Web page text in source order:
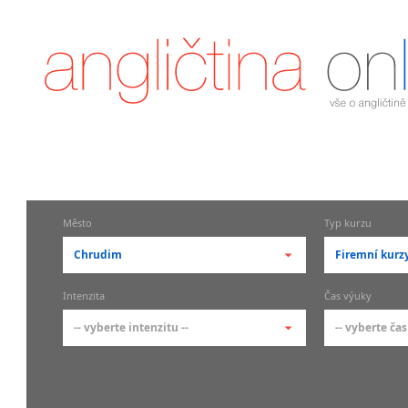
Město
Chrudim
-- vyberte město --
pražské městské části
Typ kurzu
Firemní
-- vyberte
Intenzita
-- vyberte intenzitu --
Čas výuky
-- vyberte